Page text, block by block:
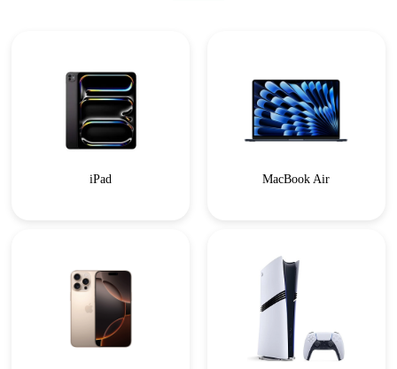
iPad MacBook Air